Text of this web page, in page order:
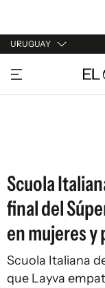
URUGUAY
URUGUAY
ARGENTINA
Scuola
final del
en mujeres
Scuola Italiana
que Layva